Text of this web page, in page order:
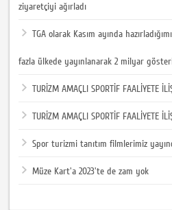
ziyaretçiyi ağırladı
TGA olarak Kasım ayında
fazla ülkede yayınlanarak 2 milyar
TURİZM AMAÇLI SPORTİF FAALİYETE
TURİZM AMAÇLI SPORTİF FAALİYETE
Spor turizmi tanıtım filmlerimiz
Müze Kart'a 2023'te de zam yok